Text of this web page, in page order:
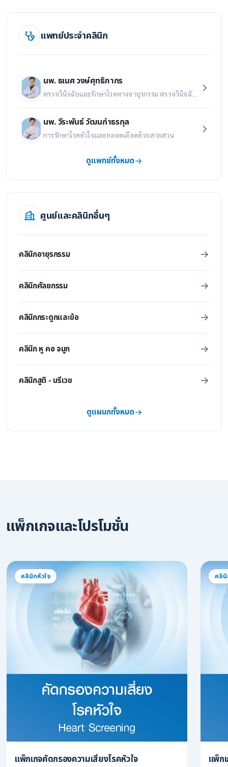
แพทย์ประจำคลินิก
นพ. ธเนศ วงษ์ศุทธิภากร
ตรวจวินิจฉัยและรักษาโรคทางอายุรกรรม ตรวจวินิจฉัยและรักษาโรคทางหัวใจและหลอดเลือด การป้องกันโรคหัวใจและหลอดเลือด ตรวจสุขภาพหัวใจ ตรวจหัวใจด้วยคลื่นสะท้อนเสียงความถี่สูง (Echocardiography) ตรวจหัวใจด้วยการวิ่งสายพาน (Exercise Stress Test - EST) ตรวจหัวใจด้วยการบันทึกคลื่นไฟฟ้าหัวใจแบบพกติดตัว (Ambulatory Holter Monitoring) ตรวจคราบหินปูนที่หลอดเลือดหัวใจ (CT calcium score) ตรวจหลอดเลือดหัวใจด้วยเครื่องเอกซเรย์คอมพิวเตอร์ (Coronary CT Angiography)
นพ. วีระพันธ์ วัฒนกำธรกุล
การรักษาโรคหัวใจและหลอดเลือดด้วยสายสวน
ดูแพทย์ทั้งหมด
ศูนย์และคลินิกอื่นๆ
คลินิกอายุรกรรม
คลินิกศัลยกรรม
คลินิกกระดูกและข้อ
คลินิก หู คอ จมูก
คลินิกสูติ - นรีเวช
ดูแผนกทั้งหมด
แพ็กเกจและโปรโมชั่น
คลินิกหัวใจ
แพ็กเกจคัดกรองความเสี่ยงโรคหัวใจ
คลินิ
แพ็ก